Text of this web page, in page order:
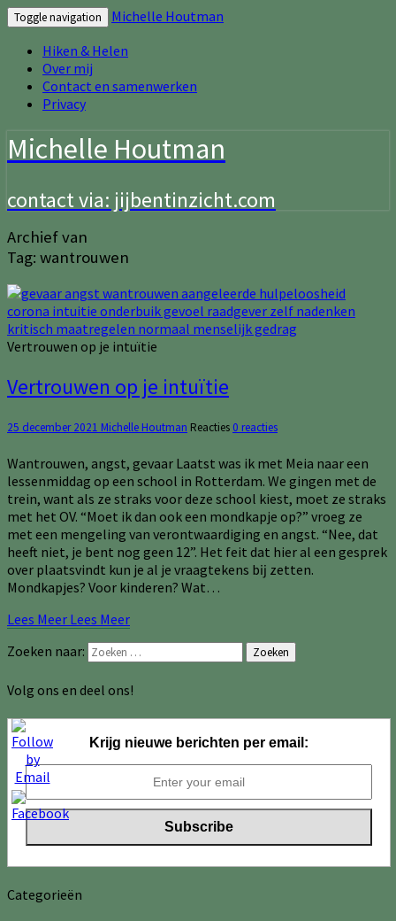
Toggle navigation
Michelle Houtman
Hiken & Helen
Over mij
Contact en samenwerken
Privacy
Michelle Houtman
contact via: jijbentinzicht.com
Archief van
Tag: wantrouwen
Vertrouwen op je intuïtie
Vertrouwen op je intuïtie
25 december 2021 Michelle Houtman Reacties 0 reacties
Wantrouwen, angst, gevaar Laatst was ik met Meia naar een
lessenmiddag op een school in Rotterdam. We gingen met de
trein, want als ze straks voor deze school kiest, moet ze straks
met het OV. “Moet ik dan ook een mondkapje op?” vroeg ze
met een mengeling van verontwaardiging en angst. “Nee, dat
heeft niet, je bent nog geen 12”. Het feit dat hier al een gesprek
over plaatsvindt kun je al je vraag­tekens bĳ zetten.
Mondkapjes? Voor kinderen? Wat…
Lees Meer Lees Meer
Zoeken naar:
Zoeken
Volg ons en deel ons!
Krijg nieuwe berichten per email:
Categorieën